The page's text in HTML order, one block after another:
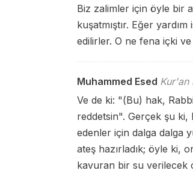
Biz zalimler için öyle bir
kuşatmıştır. Eğer
edilirler. O ne fena içki
Muhammed Esed Kur'an
Ve de ki: "(Bu) hak,
reddetsin". Gerçek şu
edenler için dalga dalga
ateş hazırladık; öyle ki,
kavuran bir su verilecek